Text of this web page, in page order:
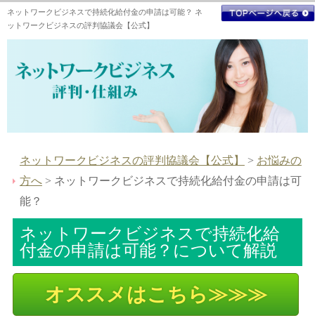
ネットワークビジネスで持続化給付金の申請は可能？ ネ
ットワークビジネスの評判協議会【公式】
ネットワークビジネスの評判協議会【公式】 > お悩みの
方へ> ネットワークビジネスで持続化給付金の申請は可
能？
ネットワークビジネスで持続化給
付金の申請は可能？について解説
オススメはこちら≫≫≫